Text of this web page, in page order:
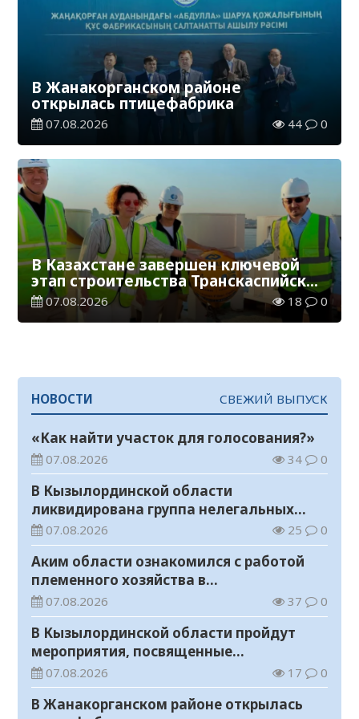
В Жанакорганском районе
открылась птицефабрика
07.08.2026 44 0
В Казахстане завершен ключевой
этап строительства Транскаспийской
волоконно-оптической линии связи
07.08.2026 18 0
НОВОСТИ СВЕЖИЙ ВЫПУСК
«Как найти участок для голосования?»
07.08.2026 34 0
В Кызылординской области
ликвидирована группа нелегальных
добытчиков золота
07.08.2026 25 0
Аким области ознакомился с работой
племенного хозяйства в
Жанакорганском районе
07.08.2026 37 0
В Кызылординской области пройдут
мероприятия, посвященные
Международному дню молодежи
07.08.2026 17 0
В Жанакорганском районе открылась